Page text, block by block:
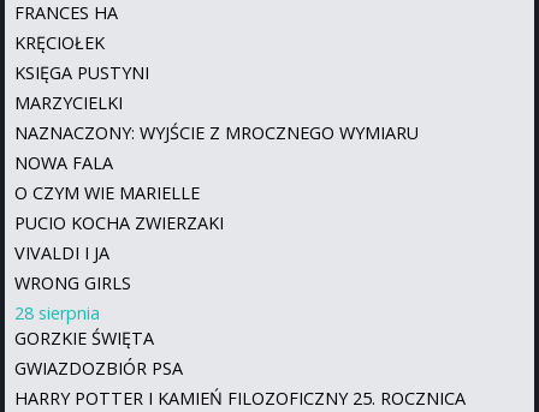
FRANCES HA
KRĘCIOŁEK
KSIĘGA PUSTYNI
MARZYCIELKI
NAZNACZONY: WYJŚCIE Z MROCZNEGO WYMIARU
NOWA FALA
O CZYM WIE MARIELLE
PUCIO KOCHA ZWIERZAKI
VIVALDI I JA
WRONG GIRLS
28 sierpnia
GORZKIE ŚWIĘTA
GWIAZDOZBIÓR PSA
HARRY POTTER I KAMIEŃ FILOZOFICZNY 25. ROCZNICA